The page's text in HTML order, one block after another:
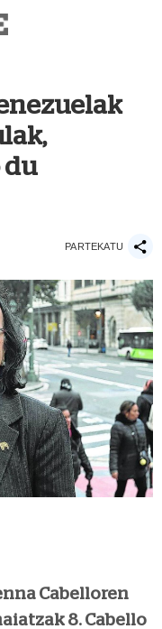
du
PARTEKATU
Cabelloren
8. Cabello